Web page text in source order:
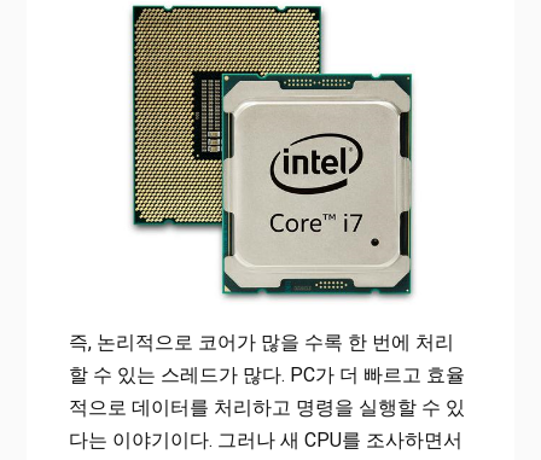
즉, 논리적으로 코어가 많을 수록 한 번에 처리
할 수 있는 스레드가 많다. PC가 더 빠르고 효율
적으로 데이터를 처리하고 명령을 실행할 수 있
다는 이야기이다. 그러나 새 CPU를 조사하면서